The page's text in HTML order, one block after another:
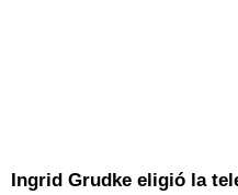
Ingrid Grudke eligió la